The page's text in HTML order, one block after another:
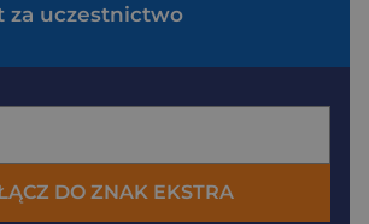
za uczestnictwo
DO ZNAK EKSTRA